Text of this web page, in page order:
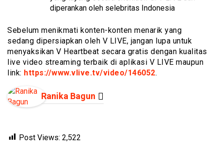
diperankan oleh selebritas Indonesia
Sebelum menikmati konten-konten menarik yang
sedang dipersiapkan oleh V LIVE, jangan lupa untuk
menyaksikan V Heartbeat secara gratis dengan kualitas
live video streaming terbaik di aplikasi V LIVE maupun
link: https://www.vlive.tv/video/146052.
Ranika Bagun
Post Views: 2,522